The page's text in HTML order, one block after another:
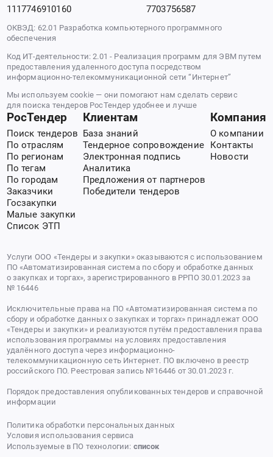
1117746910160
7703756587
ОКВЭД: 62.01 Разработка компьютерного программного
обеспечения
Код ИТ-деятельности: 2.01 - Реализация программ для ЭВМ путем
предоставления удаленного доступа посредством
информационно-телекоммуникационной сети “Интернет”
Мы используем cookie — они помогают нам сделать сервис
для поиска тендеров РосТендер удобнее и лучше
РосТендер
Поиск тендеров
По отраслям
По регионам
По тегам
По городам
Заказчики
Госзакупки
Малые закупки
Список ЭТП
Клиентам
База знаний
Тендерное сопровождение
Электронная подпись
Аналитика
Предложения от партнеров
Победители тендеров
Компания
О компании
Контакты
Новости
Услуги ООО «Тендеры и закупки» оказываются с использованием
ПО «Автоматизированная система по сбору и обработке данных
о закупках и торгах», зарегистрированного в РРПО 30.01.2023 за
№ 16446
Исключительные права на ПО «Автоматизированная система по
сбору и обработке данных о закупках и торгах» принадлежат ООО
«Тендеры и закупки» и реализуются путём предоставления права
использования программы на условиях предоставления
удалённого доступа через информационно-
телекоммуникационную сеть Интернет. ПО включено в реестр
российского ПО. Реестровая запись №16446 от 30.01.2023 г.
Порядок предоставления опубликованных тендеров и справочной
информации
Политика обработки персональных данных
Условия использования сервиса
Используемые в ПО технологии: список